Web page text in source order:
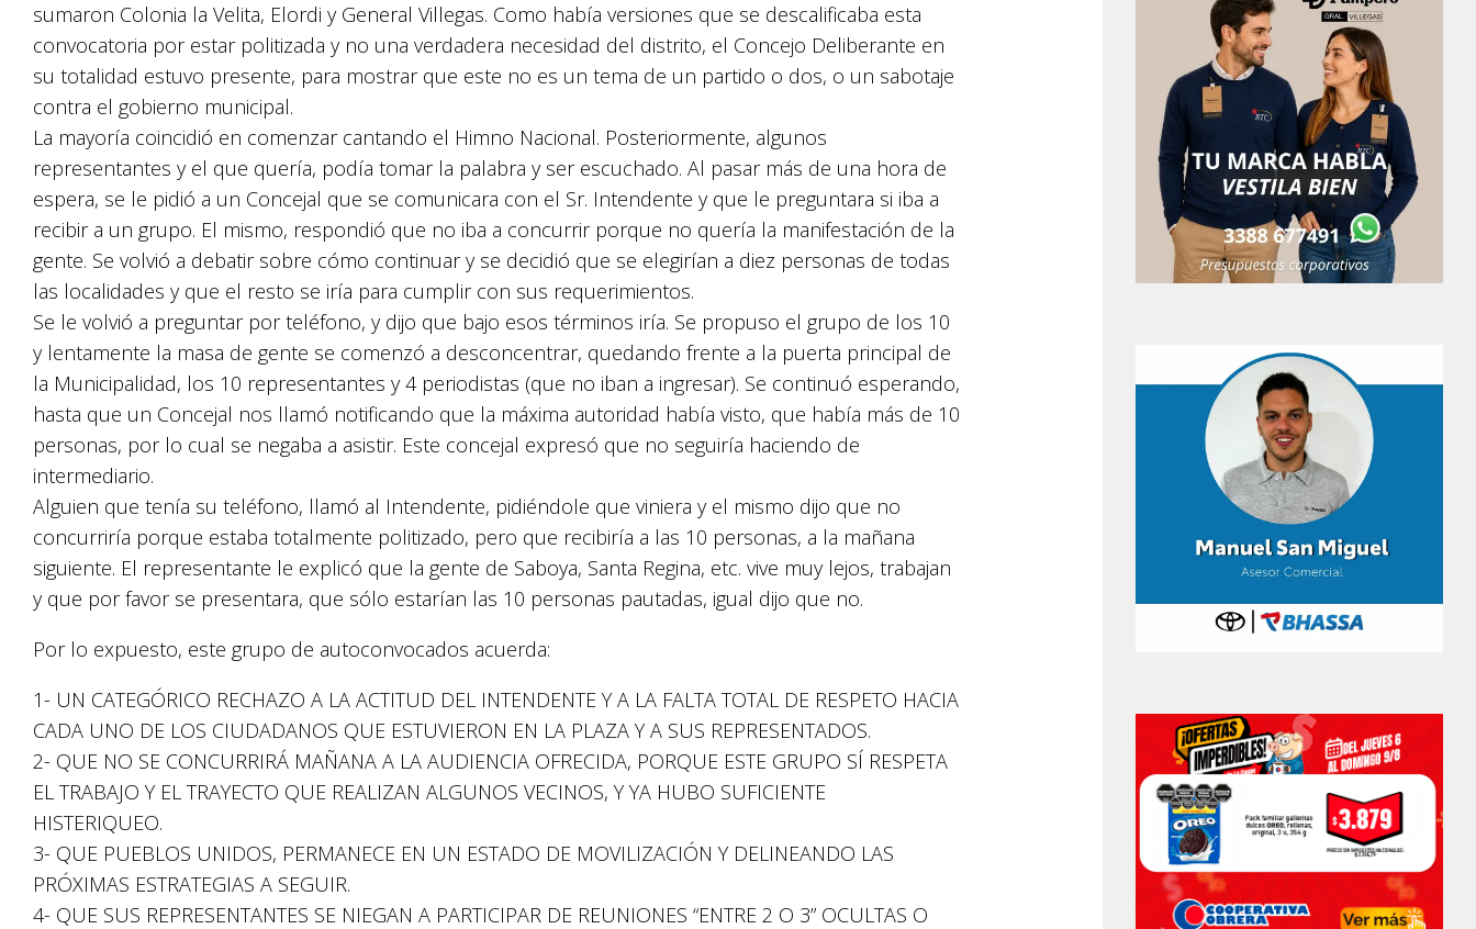
sumaron Colonia la Velita, Elordi y General Villegas. Como había versiones que se descalificaba esta
convocatoria por estar politizada y no una verdadera necesidad del distrito, el Concejo Deliberante en
su totalidad estuvo presente, para mostrar que este no es un tema de un partido o dos, o un sabotaje
contra el gobierno municipal.
La mayoría coincidió en comenzar cantando el Himno Nacional. Posteriormente, algunos
representantes y el que quería, podía tomar la palabra y ser escuchado. Al pasar más de una hora de
espera, se le pidió a un Concejal que se comunicara con el Sr. Intendente y que le preguntara si iba a
recibir a un grupo. El mismo, respondió que no iba a concurrir porque no quería la manifestación de la
gente. Se volvió a debatir sobre cómo continuar y se decidió que se elegirían a diez personas de todas
las localidades y que el resto se iría para cumplir con sus requerimientos.
Se le volvió a preguntar por teléfono, y dijo que bajo esos términos iría. Se propuso el grupo de los 10
y lentamente la masa de gente se comenzó a desconcentrar, quedando frente a la puerta principal de
la Municipalidad, los 10 representantes y 4 periodistas (que no iban a ingresar). Se continuó esperando,
hasta que un Concejal nos llamó notificando que la máxima autoridad había visto, que había más de 10
personas, por lo cual se negaba a asistir. Este concejal expresó que no seguiría haciendo de
intermediario.
Alguien que tenía su teléfono, llamó al Intendente, pidiéndole que viniera y el mismo dijo que no
concurriría porque estaba totalmente politizado, pero que recibiría a las 10 personas, a la mañana
siguiente. El representante le explicó que la gente de Saboya, Santa Regina, etc. vive muy lejos, trabajan
y que por favor se presentara, que sólo estarían las 10 personas pautadas, igual dijo que no.
Por lo expuesto, este grupo de autoconvocados acuerda:
1- UN CATEGÓRICO RECHAZO A LA ACTITUD DEL INTENDENTE Y A LA FALTA TOTAL DE RESPETO HACIA
CADA UNO DE LOS CIUDADANOS QUE ESTUVIERON EN LA PLAZA Y A SUS REPRESENTADOS.
2- QUE NO SE CONCURRIRÁ MAÑANA A LA AUDIENCIA OFRECIDA, PORQUE ESTE GRUPO SÍ RESPETA
EL TRABAJO Y EL TRAYECTO QUE REALIZAN ALGUNOS VECINOS, Y YA HUBO SUFICIENTE
HISTERIQUEO.
3- QUE PUEBLOS UNIDOS, PERMANECE EN UN ESTADO DE MOVILIZACIÓN Y DELINEANDO LAS
PRÓXIMAS ESTRATEGIAS A SEGUIR.
4- QUE SUS REPRESENTANTES SE NIEGAN A PARTICIPAR DE REUNIONES “ENTRE 2 O 3” OCULTAS O